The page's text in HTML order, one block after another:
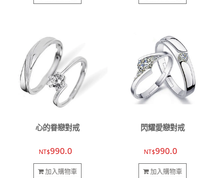
心的眷戀對戒
NT$990.0
加入購物車
閃耀愛戀對戒
NT$990.0
加入購物車